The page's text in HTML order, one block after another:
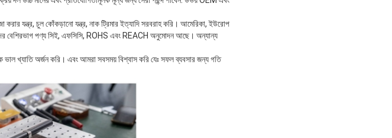
করার যন্ত্র, চুল কোঁকড়ানো যন্ত্র, নাক ট্রিমার ইত্যাদি সরবরাহ করি। আমেরিকা, ইউরোপ
বেশিরভাগ পণ্য সিই, এফসিসি, ROHS এবং REACH অনুমোদন আছে। অন্যান্য
ভাল খ্যাতি অর্জন করি। এবং আমরা সবসময় বিশ্বাস করি যেঃ সফল ব্যবসার জন্য গতি